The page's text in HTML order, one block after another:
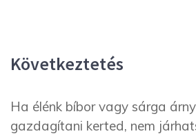
Következtetés
Ha élénk bíbor vagy sárga
gazdagítani kerted, nem